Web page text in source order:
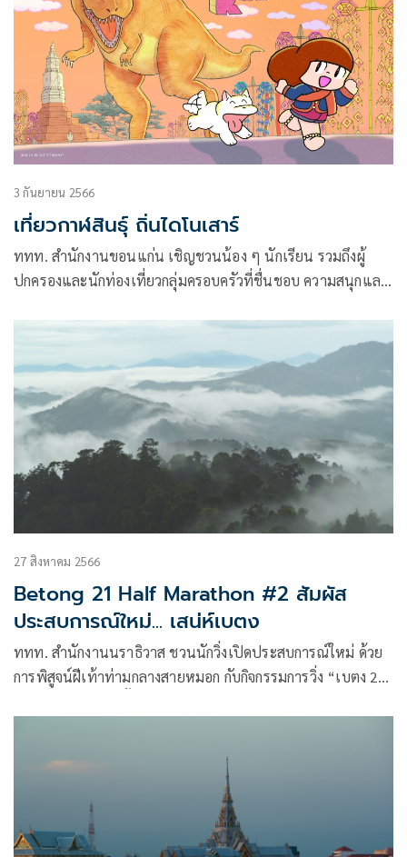
3 กันยายน 2566
เที่ยวกาฬสินธุ์ ถิ่นไดโนเสาร์
ททท. สำนักงานขอนแก่น เชิญชวนน้อง ๆ นักเรียน รวมถึงผู้
ปกครองและนักท่องเที่ยวกลุ่มครอบครัวที่ชื่นชอบ ความสนุกและ
ดึกดำบรรพ์ ที่จังหวัดกาฬสินธุ์
27 สิงหาคม 2566
Betong 21 Half Marathon #2 สัมผัส
ประสบการณ์ใหม่... เสน่ห์เบตง
ททท. สำนักงานนราธิวาส ชวนนักวิ่งเปิดประสบการณ์ใหม่ ด้วย
การพิสูจน์ฝีเท้าท่ามกลางสายหมอก กับกิจกรรมการวิ่ง “เบตง 21